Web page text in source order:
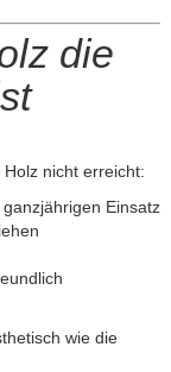
die
nicht erreicht:
Einsatz
wie die